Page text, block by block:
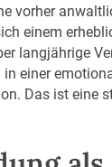
vorher
einem
langjährige
einer
Das ist eine